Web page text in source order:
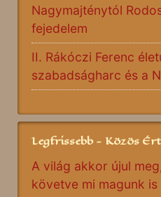
Nagymajténytól
fejedelem
II. Rákóczi Ferenc
szabadságharc és a
Legfrissebb - Közös
A világ akkor újul
követve mi magunk is